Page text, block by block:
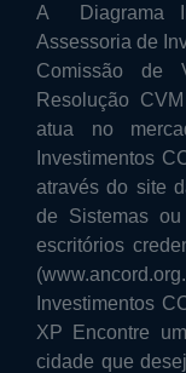
A Diagrama
Assessoria de
Comissão de
Resolução
atua no
Investimentos
através do site
de Sistemas
escritórios
Investimentos
XP Encontre
cidade que